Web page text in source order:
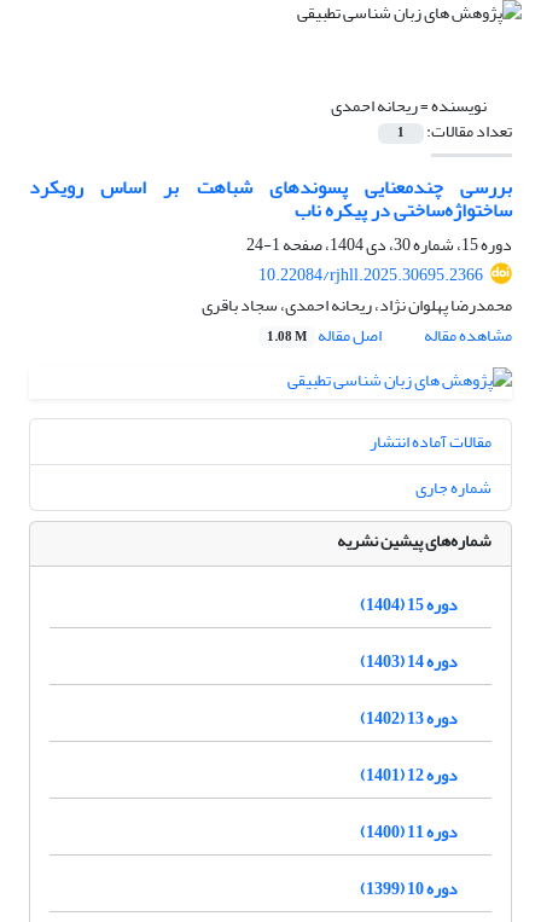
نویسنده =ریحانه احمدی
تعداد مقالات: 1
بررسی چندمعنایی پسوندهای شباهت بر اساس رویکرد
ساختواژه‌ساختی در پیکره ناب
دوره 15، شماره 30، دی 1404، صفحه
1-24
10.22084/rjhll.2025.30695.2366
محمدرضا پهلوان نژاد، ریحانه احمدی، سجاد باقری
مشاهده مقاله
اصل مقاله 1.08 M
مقالات آماده انتشار
شماره جاری
شماره‌های پیشین نشریه
دوره 15 (1404)
دوره 14 (1403)
دوره 13 (1402)
دوره 12 (1401)
دوره 11 (1400)
دوره 10 (1399)